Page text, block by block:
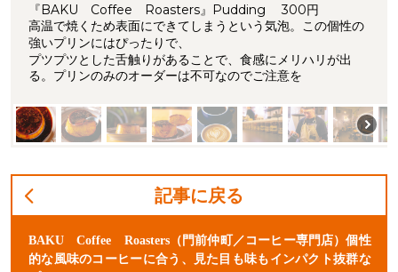
『BAKU Coffee Roasters』Pudding 300円
高温で焼くため表面にできてしまうという気泡。この個性の
強いプリンにはぴったりで、
プツプツとした舌触りがあることで、食感にメリハリが出
る。プリンのみのオーダーは不可なのでご注意を
記事に戻る
BAKU Coffee Roasters（門前仲町／コーヒー専門店）個性
的な風味のコーヒーに合う、見た目も味もインパクト抜群な